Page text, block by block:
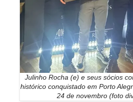
Julinho Rocha (e) e seus sócios
histórico conquistado em Porto
24 de novembro (foto